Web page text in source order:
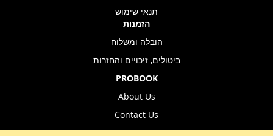
תנאי שימוש
הזמנות
הובלה ומשלוח
ביטולים, זיכויים והחזרות
PROBOOK
About Us
Contact Us
Store Location